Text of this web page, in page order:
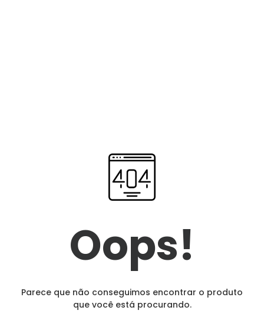
Oops!
Parece que não conseguimos encontrar o produto
que você está procurando.